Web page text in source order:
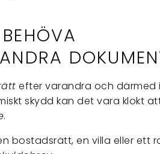
efter varandra och därmed
skydd kan det vara klokt
.
bostadsrätt, en villa eller ett